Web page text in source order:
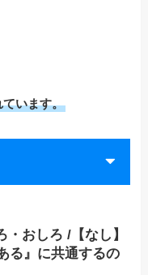
います。
おしろ /【なし】
る』に共通するの